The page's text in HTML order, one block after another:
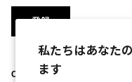
私たちはあなた
ます
CUSTOMER SERVICE
登録